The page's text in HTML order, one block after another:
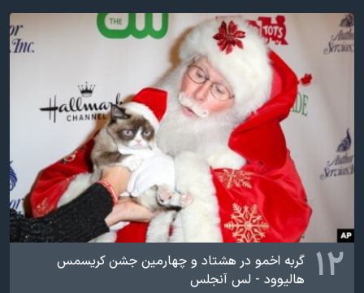
۱۲ گربه اخمو در هشتاد و چهارمین جشن کریسمس
هالیوود - لس آنجلس